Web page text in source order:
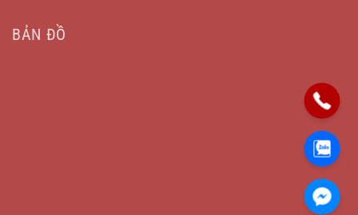
BẢN ĐỒ